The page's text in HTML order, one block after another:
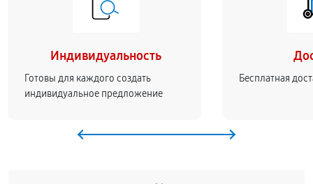
Индивидуальность
Готовы для каждого создать
индивидуальное предложение
Бесплатная